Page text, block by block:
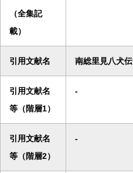
（全集記
載）
引用文献名 南総里見八犬伝
引用文献名
等（階層1）
-
引用文献名
等（階層2）
-